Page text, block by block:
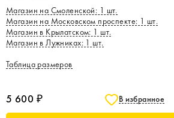
Магазин на Смоленской: 1 шт.
Магазин на Московском проспекте: 1 шт.
Магазин в Крылатском: 1 шт.
Магазин в Лужниках: 1 шт.
Таблица размеров
5 600 ₽ В избранное